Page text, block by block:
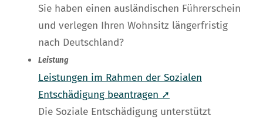
Sie haben einen ausländischen Führerschein
und verlegen Ihren Wohnsitz längerfristig
nach Deutschland?
Leistung
Leistungen im Rahmen der Sozialen
Entschädigung beantragen ➚
Die Soziale Entschädigung unterstützt